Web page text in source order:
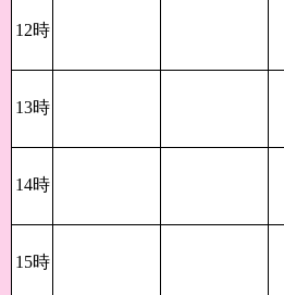
12時
13時
14時
15時